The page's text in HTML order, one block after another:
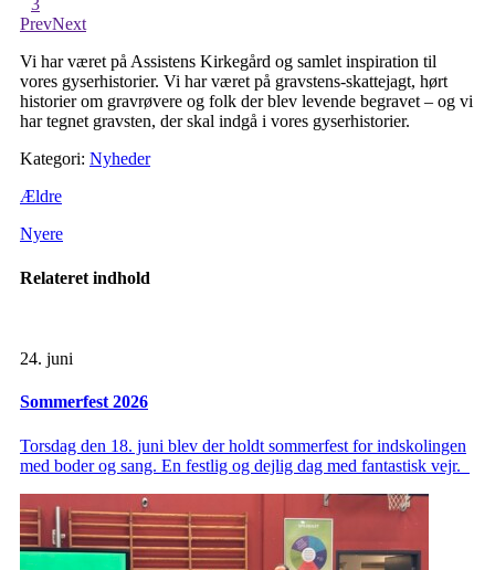
3
PrevNext
Vi har været på Assistens Kirkegård og samlet inspiration til
vores gyserhistorier. Vi har været på gravstens-skattejagt, hørt
historier om gravrøvere og folk der blev levende begravet – og vi
har tegnet gravsten, der skal indgå i vores gyserhistorier.
Kategori: Nyheder
Ældre
Nyere
Relateret indhold
24. juni
Sommerfest 2026
Torsdag den 18. juni blev der holdt sommerfest for indskolingen
med boder og sang. En festlig og dejlig dag med fantastisk vejr.